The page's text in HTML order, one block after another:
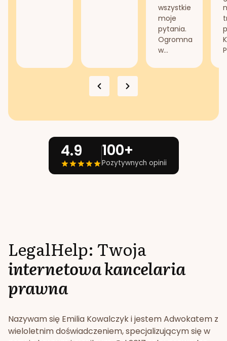
wszystkie
moje
pytania.
Ogromna
w...
4.9 100+
Pozytywnych opinii
LegalHelp: Twoja
internetowa kancelaria
prawna
Nazywam się Emilia Kowalczyk i jestem Adwokatem z
wieloletnim doświadczeniem, specjalizującym się w